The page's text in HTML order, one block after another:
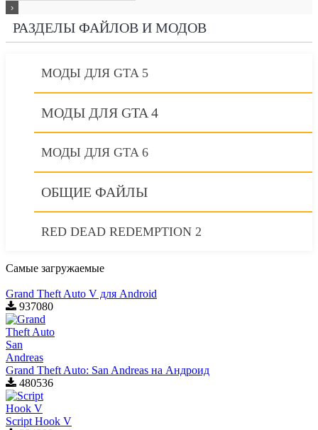
РАЗДЕЛЫ ФАЙЛОВ И МОДОВ
МОДЫ ДЛЯ GTA 5
МОДЫ ДЛЯ GTA 4
МОДЫ ДЛЯ GTA 6
ОБЩИЕ ФАЙЛЫ
RED DEAD REDEMPTION 2
Самые загружаемые
Grand Theft Auto V для Android
937080
Grand Theft Auto: San Andreas на Андроид
480536
Script Hook V